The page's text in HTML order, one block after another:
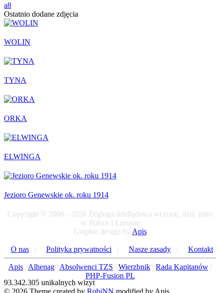
a8
Ostatnio dodane zdjęcia
WOLIN
TYNA
ORKA
ELWINGA
Jezioro Genewskie ok. roku 1914
Copyright © 2006 - 2026 Żegluga śródlądowa wczoraj, dziś, jutro
w Polsce i Europie
Graphic design by Apis
O nas | Polityka prywatności | Nasze zasady | Kontakt
Apis | Alhenag | Absolwenci TZS | Wierzbnik | Rada Kapitanów |
PHP-Fusion PL
93.342.305 unikalnych wizyt
© 2026 Theme created by RobiNN modified by Apis